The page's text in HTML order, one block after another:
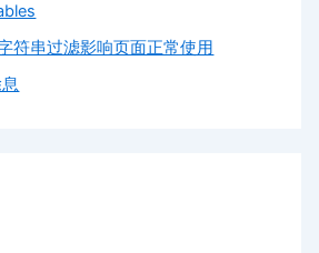
符串过滤影响页面正常使用